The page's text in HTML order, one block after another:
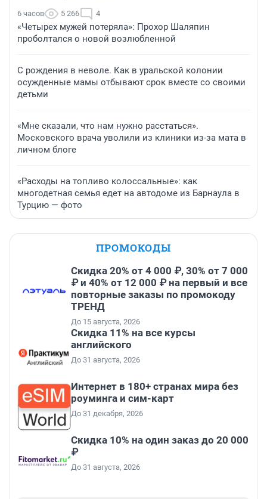
6 часов 5 266 4
«Четырех мужей потеряла»: Прохор Шаляпин
проболтался о новой возлюбленной
С рождения в неволе. Как в уральской колонии
осужденные мамы отбывают срок вместе со своими
детьми
«Мне сказали, что нам нужно расстаться».
Московского врача уволили из клиники из-за мата в
личном блоге
«Расходы на топливо колоссальные»: как
многодетная семья едет на автодоме из Барнаула в
Турцию — фото
ПРОМОКОДЫ
Скидка 20% от 4 000 ₽, 30% от 7 000
₽ и 40% от 12 000 ₽ на первый и все
повторные заказы по промокоду
ТРЕНД
До 15 августа, 2026
Скидка 11% на все курсы
английского
До 31 августа, 2026
Интернет в 180+ странах мира без
роуминга и сим-карт
До 31 декабря, 2026
Скидка 10% на один заказ до 20 000
₽
До 31 августа, 2026